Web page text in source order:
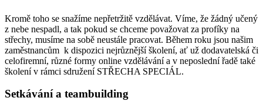
Kromě toho se snažíme nepřetržitě vzdělávat. Víme, že žádný učený
z nebe nespadl, a tak pokud se chceme považovat za profíky na
střechy, musíme na sobě neustále pracovat. Během roku jsou našim
zaměstnancům k dispozici nejrůznější školení, ať už dodavatelská či
celofiremní, různé formy online vzdělávání a v neposlední řadě také
školení v rámci sdružení STŘECHA SPECIÁL.
Setkávání a teambuilding